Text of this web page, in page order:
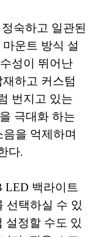
숙하고 일관된
운트 방식 설
성이 뛰어난
하고 커스텀
번지고 있는
극대화 하는
을 억제하며
다.
LED 백라이트
선택하실 수 있
설정할 수도 있